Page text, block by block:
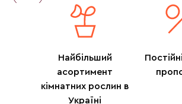
Найбільший
асортимент
кімнатних рослин в
Україні